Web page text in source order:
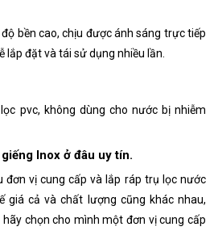
bền cao, chịu được ánh sáng trực tiếp
đặt và tái sử dụng nhiều lần.
pvc, không dùng cho nước bị nhiễm
Inox ở đâu uy tín.
đơn vị cung cấp và lắp ráp trụ lọc nước
giá cả và chất lượng cũng khác nhau,
chọn cho mình một đơn vị cung cấp